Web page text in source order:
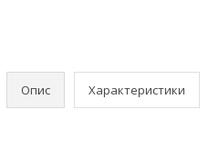
Опис Характеристики